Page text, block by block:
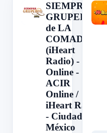
S
SIEMPRE
GRUPEROS
de LA
COMADRE
(iHeart
Radio) -
Online -
ACIR
Online /
iHeart Radio
- Ciudad de
México
L